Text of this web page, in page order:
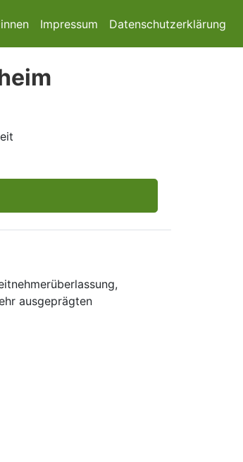
Impressum Datenschutzerklärung
ausgeprägten